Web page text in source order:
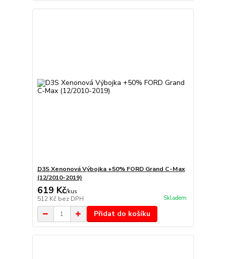
D3S Xenonová Výbojka +50% FORD Grand C-Max
(12/2010-2019)
619 Kč/kus
512 Kč bez DPH Skladem
Přidat do košíku